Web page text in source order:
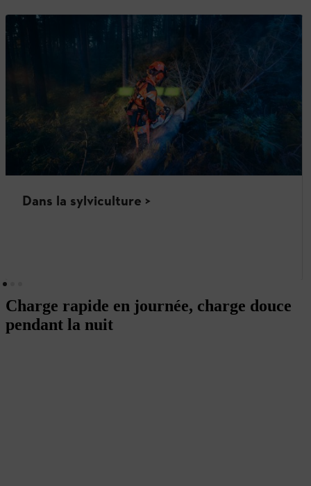
Dans la sylviculture >
Charge rapide en journée, charge douce
pendant la nuit